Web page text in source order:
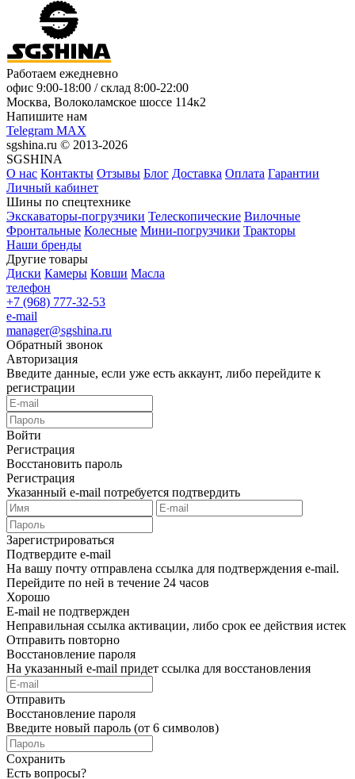
Работаем ежедневно
офис 9:00-18:00 / склад 8:00-22:00
Москва, Волоколамское шоссе 114к2
Напишите нам
Telegram MAX
sgshina.ru © 2013-2026
SGSHINA
О нас Контакты Отзывы Блог Доставка Оплата Гарантии
Личный кабинет
Шины по спецтехнике
Экскаваторы-погрузчики Телескопические Вилочные
Фронтальные Колесные Мини-погрузчики Тракторы
Наши бренды
Другие товары
Диски Камеры Ковши Масла
телефон
+7 (968) 777-32-53
e-mail
manager@sgshina.ru
Обратный звонок
Авторизация
Введите данные, если уже есть аккаунт, либо перейдите к
регистрации
Войти
Регистрация
Восстановить пароль
Регистрация
Указанный e-mail потребуется подтвердить
Зарегистрироваться
Подтвердите e-mail
На вашу почту отправлена ссылка для подтверждения e-mail.
Перейдите по ней в течение 24 часов
Хорошо
E-mail не подтвержден
Неправильная ссылка активации, либо срок ее действия истек
Отправить повторно
Восстановление пароля
На указанный e-mail придет ссылка для восстановления
Отправить
Восстановление пароля
Введите новый пароль (от 6 символов)
Сохранить
Есть вопросы?